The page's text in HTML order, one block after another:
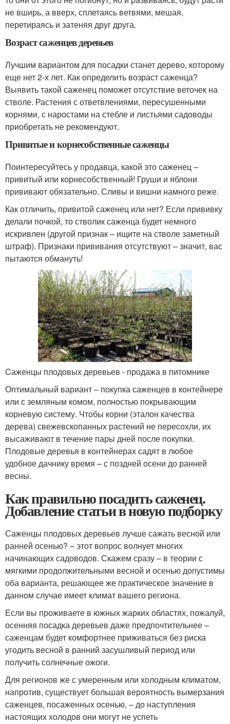
не вширь, а вверх, сплетаясь ветвями, мешая,
перетираясь и затеняя друг друга.
Возраст саженцев деревьев
Лучшим вариантом для посадки станет дерево, которому
еще нет 2-х лет. Как определить возраст саженца?
Выявить такой саженец поможет отсутствие веточек на
стволе. Растения с ответвлениями, пересушенными
корнями, с наростами на стебле и листьями садоводы
приобретать не рекомендуют.
Привитые и корнесобственные саженцы
Поинтересуйтесь у продавца, какой это саженец –
привитый или корнесобственный! Груши и яблони
прививают обязательно. Сливы и вишни намного реже.
Как отличить, привитой саженец или нет? Если прививку
делали почкой, то стволик саженца будет немного
искривлен (другой признак – ищите на стволе заметный
штраф). Признаки прививания отсутствуют – значит, вас
пытаются обмануть!
Cаженцы плодовых деревьев - продажа в питомнике
Оптимальный вариант – покупка саженцев в контейнере
или с земляным комом, полностью покрывающим
корневую систему. Чтобы корни (эталон качества
дерева) свежевскопанных растений не пересохли, их
высаживают в течение пары дней после покупки.
Плодовые деревья в контейнерах садят в любое
удобное дачнику время – с поздней осени до ранней
весны.
Как правильно посадить саженец.
Добавление статьи в новую подборку
Саженцы плодовых деревьев лучше сажать весной или
ранней осенью? – этот вопрос волнует многих
начинающих садоводов. Скажем сразу – в теории с
мягкими продолжительными весной и осенью допустимы
оба варианта, решающее же практическое значение в
данном случае имеет климат вашего региона.
Если вы проживаете в южных жарких областях, пожалуй,
осенняя посадка деревьев даже предпочтительнее –
саженцам будет комфортнее приживаться без риска
угодить весной в ранний засушливый период или
получить солнечные ожоги.
Для регионов же с умеренным или холодным климатом,
напротив, существует большая вероятность вымерзания
саженцев, посаженных осенью, – до наступления
настоящих холодов они могут не успеть